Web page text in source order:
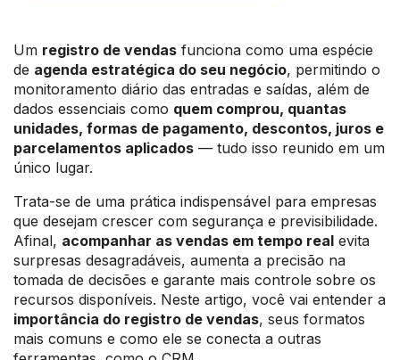
Um registro de vendas funciona como uma espécie
de agenda estratégica do seu negócio, permitindo o
monitoramento diário das entradas e saídas, além de
dados essenciais como quem comprou, quantas
unidades, formas de pagamento, descontos, juros e
parcelamentos aplicados — tudo isso reunido em um
único lugar.
Trata-se de uma prática indispensável para empresas
que desejam crescer com segurança e previsibilidade.
Afinal, acompanhar as vendas em tempo real evita
surpresas desagradáveis, aumenta a precisão na
tomada de decisões e garante mais controle sobre os
recursos disponíveis. Neste artigo, você vai entender a
importância do registro de vendas, seus formatos
mais comuns e como ele se conecta a outras